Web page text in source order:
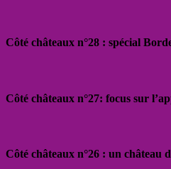
Côté châteaux n°28 : spécial
Côté châteaux n°27: focus sur
Côté châteaux n°26 : un château